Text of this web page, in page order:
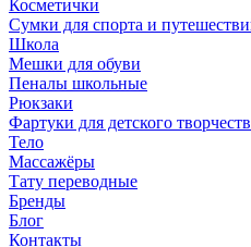
Косметички
Сумки для спорта и
Школа
Мешки для обуви
Пеналы школьные
Рюкзаки
Фартуки для детского
Тело
Массажёры
Тату переводные
Бренды
Блог
Контакты